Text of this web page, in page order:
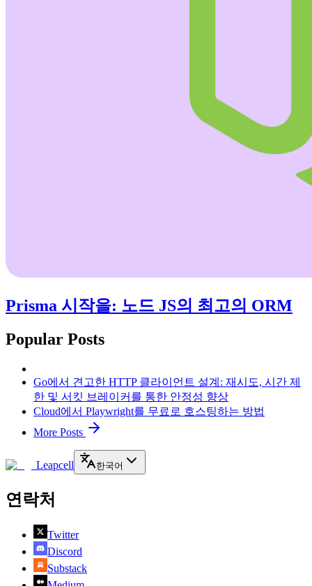
Prisma 시작을: 노드 JS의 최고의 ORM
Popular Posts
Go에서 견고한 HTTP 클라이언트 설계: 재시도, 시간 제
한 및 서킷 브레이커를 통한 안정성 향상
Cloud에서 Playwright를 무료로 호스팅하는 방법
More Posts
Leapcell 한국어
연락처
Twitter
Discord
Substack